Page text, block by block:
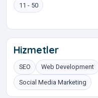
11 - 50
Hizmetler
SEO Web Development
Social Media Marketing